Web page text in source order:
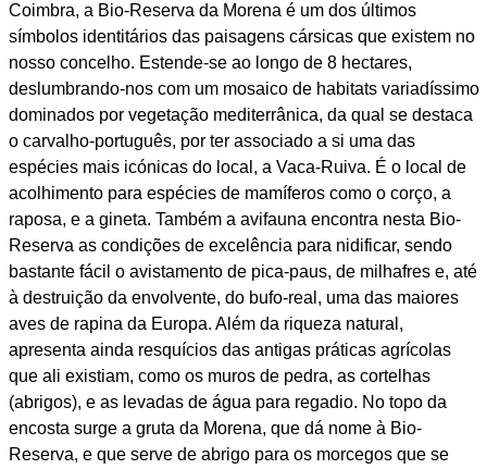
Coimbra, a Bio-Reserva da Morena é um dos últimos
símbolos identitários das paisagens cársicas que existem no
nosso concelho. Estende-se ao longo de 8 hectares,
deslumbrando-nos com um mosaico de habitats variadíssimo
dominados por vegetação mediterrânica, da qual se destaca
o carvalho-português, por ter associado a si uma das
espécies mais icónicas do local, a Vaca-Ruiva. É o local de
acolhimento para espécies de mamíferos como o corço, a
raposa, e a gineta. Também a avifauna encontra nesta Bio-
Reserva as condições de excelência para nidificar, sendo
bastante fácil o avistamento de pica-paus, de milhafres e, até
à destruição da envolvente, do bufo-real, uma das maiores
aves de rapina da Europa. Além da riqueza natural,
apresenta ainda resquícios das antigas práticas agrícolas
que ali existiam, como os muros de pedra, as cortelhas
(abrigos), e as levadas de água para regadio. No topo da
encosta surge a gruta da Morena, que dá nome à Bio-
Reserva, e que serve de abrigo para os morcegos que se